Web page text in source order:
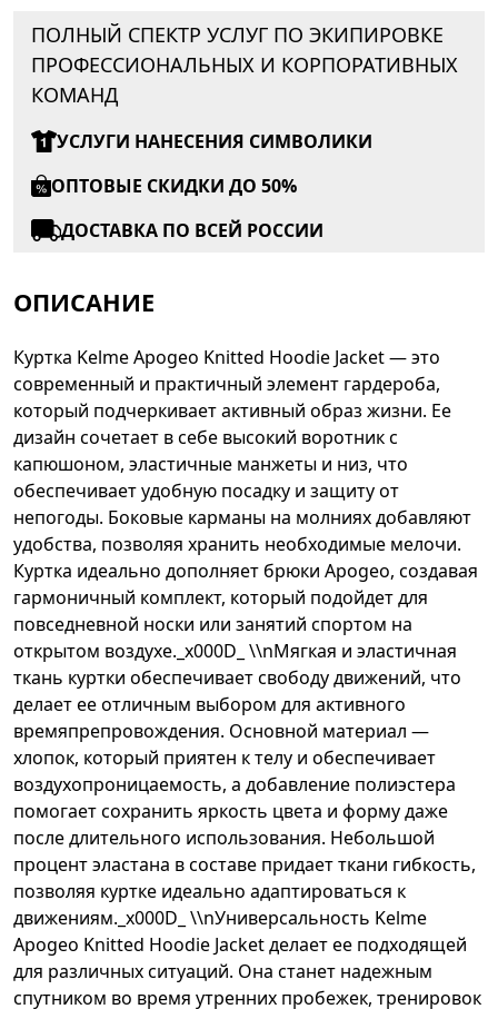
ПОЛНЫЙ СПЕКТР УСЛУГ ПО ЭКИПИРОВКЕ
ПРОФЕССИОНАЛЬНЫХ И КОРПОРАТИВНЫХ
КОМАНД
УСЛУГИ НАНЕСЕНИЯ СИМВОЛИКИ
ОПТОВЫЕ СКИДКИ ДО 50%
ДОСТАВКА ПО ВСЕЙ РОССИИ
ОПИСАНИЕ
Куртка Kelme Apogeo Knitted Hoodie Jacket — это
современный и практичный элемент гардероба,
который подчеркивает активный образ жизни. Ее
дизайн сочетает в себе высокий воротник с
капюшоном, эластичные манжеты и низ, что
обеспечивает удобную посадку и защиту от
непогоды. Боковые карманы на молниях добавляют
удобства, позволяя хранить необходимые мелочи.
Куртка идеально дополняет брюки Apogeo, создавая
гармоничный комплект, который подойдет для
повседневной носки или занятий спортом на
открытом воздухе._x000D_ \\nМягкая и эластичная
ткань куртки обеспечивает свободу движений, что
делает ее отличным выбором для активного
времяпрепровождения. Основной материал —
хлопок, который приятен к телу и обеспечивает
воздухопроницаемость, а добавление полиэстера
помогает сохранить яркость цвета и форму даже
после длительного использования. Небольшой
процент эластана в составе придает ткани гибкость,
позволяя куртке идеально адаптироваться к
движениям._x000D_ \\nУниверсальность Kelme
Apogeo Knitted Hoodie Jacket делает ее подходящей
для различных ситуаций. Она станет надежным
спутником во время утренних пробежек, тренировок